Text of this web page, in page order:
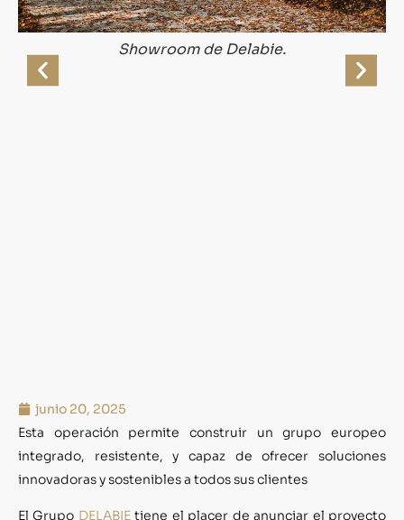
Showroom de Delabie.
junio 20, 2025
Esta operación permite construir un grupo europeo
integrado, resistente, y capaz de ofrecer soluciones
innovadoras y sostenibles a todos sus clientes
El Grupo DELABIEtiene el placer de anunciar el proyecto